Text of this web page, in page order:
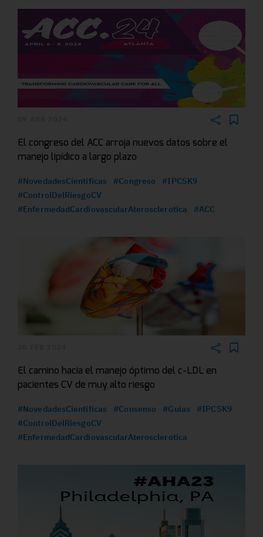
El congreso del ACC arroja nuevos datos sobre el
manejo lipídico a largo plazo
#NovedadesCientificas #Congreso
#IPCSK9
#ControlDelRiesgoCV
#EnfermedadCardiovascularAterosclerotica
#ACC
El camino hacia el manejo óptimo del c-LDL en
pacientes CV de muy alto riesgo
#NovedadesCientificas #Consenso #Guias
#IPCSK9
#ControlDelRiesgoCV
#EnfermedadCardiovascularAterosclerotica